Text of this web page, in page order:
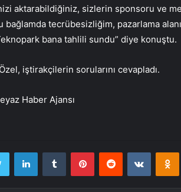
aktarabildiğiniz, sizlerin sponsoru ve
bağlamda tecrübesizliğim, pazarlama
bana tahlili sundu” diye konuştu.
iştirakçilerin sorularını cevapladı.
Haber Ajansı
Twitter LinkedInTumblr PinterestReddit